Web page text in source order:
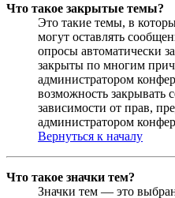
Что такое закрытые темы?
Это такие темы, в
могут оставлять
опросы автоматически
закрыты по многим
администратором
возможность закрывать
зависимости от прав,
администратором
Вернуться к началу
Что такое значки тем?
Значки тем — это